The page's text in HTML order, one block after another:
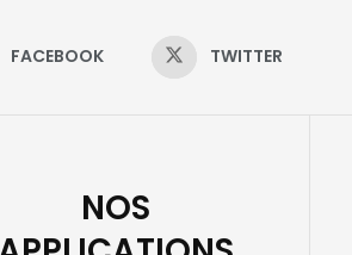
FACEBOOK TWITTER
NOS